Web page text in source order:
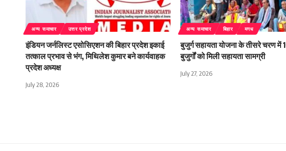
अन्य समाचार उत्तर प्रदेश
इंडियन जर्नलिस्ट एसोसिएशन की बिहार प्रदेश इकाई
तत्काल प्रभाव से भंग, मिथिलेश कुमार बने कार्यवाहक
प्रदेश अध्यक्ष
July 28, 2026
अन्य समाचार बिहार मगध
बुजुर्ग सहायता योजना के तीसरे चरण
बुजुर्गों को मिली सहायता सामग्री
July 27, 2026